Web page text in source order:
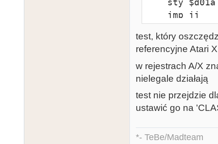
test    dta
test, który
referencyjne Atari
w rejestrach A/X
nielegale działają
test nie przejdzie
ustawić go na
*- TeBe/Madteam